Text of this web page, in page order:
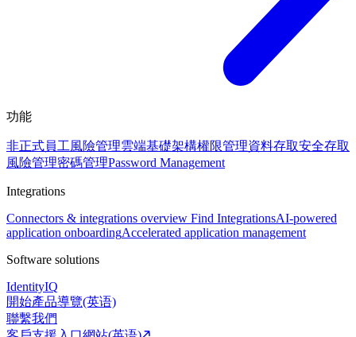
功能
非正式員工風險管理雲端基礎架構權限管理資料存取安全存取
風險管理密碼管理Password Management
Integrations
Connectors & integrations overview Find IntegrationsAI-powered
application onboardingAccelerated application management
Software solutions
IdentityIQ
開始產品導覽(英语)
聯繫我們